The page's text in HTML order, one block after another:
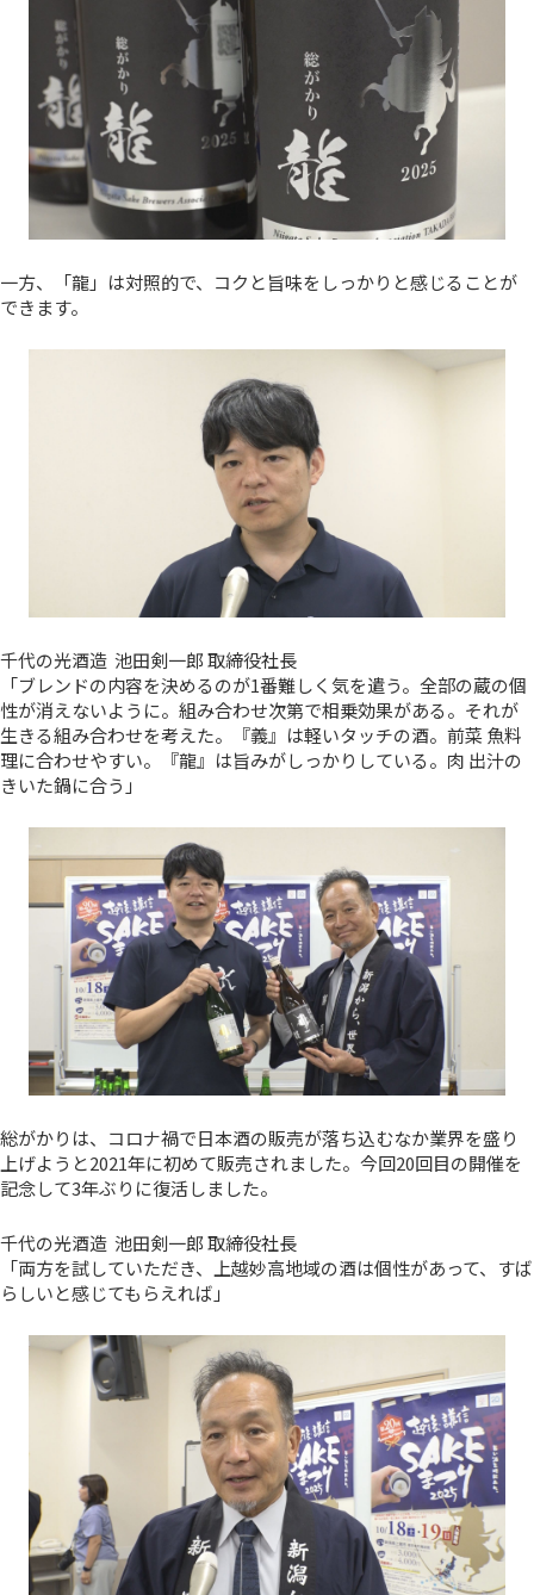
一方、「龍」は対照的で、コクと旨味をしっかりと感じることが
できます。
千代の光酒造 池田剣一郎 取締役社長
「ブレンドの内容を決めるのが1番難しく気を遣う。全部の蔵の個
性が消えないように。組み合わせ次第で相乗効果がある。それが
生きる組み合わせを考えた。『義』は軽いタッチの酒。前菜 魚料
理に合わせやすい。『龍』は旨みがしっかりしている。肉 出汁の
きいた鍋に合う」
総がかりは、コロナ禍で日本酒の販売が落ち込むなか業界を盛り
上げようと2021年に初めて販売されました。今回20回目の開催を
記念して3年ぶりに復活しました。
千代の光酒造 池田剣一郎 取締役社長
「両方を試していただき、上越妙高地域の酒は個性があって、すば
らしいと感じてもらえれば」